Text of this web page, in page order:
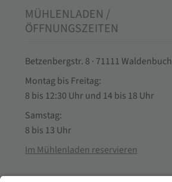
MÜHLENLADEN /
ÖFFNUNGSZEITEN
Betzenbergstr. 8 · 71111 Waldenbuch
Montag bis Freitag:
8 bis 12:30 Uhr und 14 bis 18 Uhr
Samstag:
8 bis 13 Uhr
Im Mühlenladen reservieren